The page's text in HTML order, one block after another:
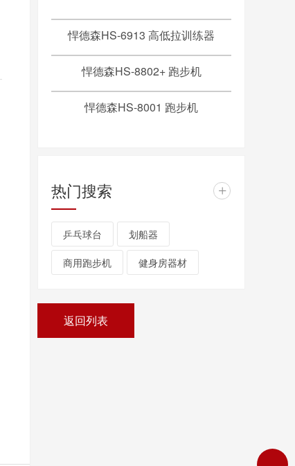
悍德森HS-6913 高低拉训练器
悍德森HS-8802+ 跑步机
悍德森HS-8001 跑步机
热门搜索 +
乒乓球台 划船器
商用跑步机 健身房器材
返回列表